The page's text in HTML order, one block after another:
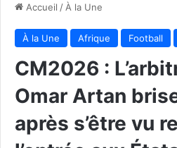
Accueil / À la Une
À la Une Afrique Football
CM2026 :
Omar Artan
après s’être vu